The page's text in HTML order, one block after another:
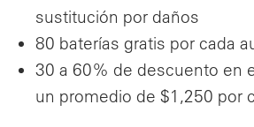
sustitución por daños
80 baterías gratis por cada
30 a 60% de descuento en
un promedio de $1,250 por